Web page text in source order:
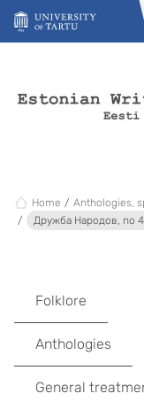
Skip to content
Home
Anthologies,
Дружба Народов, no
Folklore
Anthologies
General